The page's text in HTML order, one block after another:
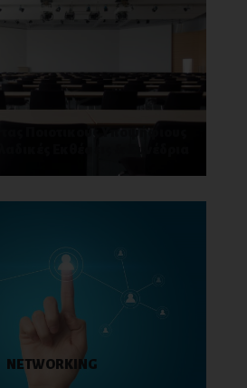
Ποιοτικούς Υποψήφιους
Εκθέσεις & Συνέδρια
NETWORKING